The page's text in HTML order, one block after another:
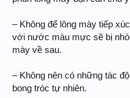
– Không để lông mày tiếp
với nước màu mực sẽ bị
mày về sau.
– Không nên có những tác
bong tróc tự nhiên.